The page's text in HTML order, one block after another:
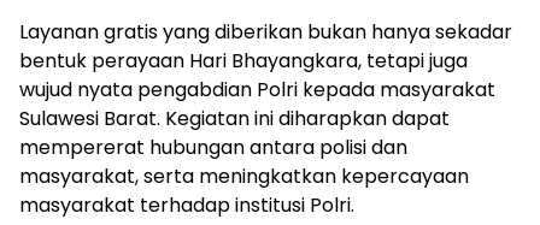
Layanan gratis yang diberikan bukan hanya sekadar
bentuk perayaan Hari Bhayangkara, tetapi juga
wujud nyata pengabdian Polri kepada masyarakat
Sulawesi Barat. Kegiatan ini diharapkan dapat
mempererat hubungan antara polisi dan
masyarakat, serta meningkatkan kepercayaan
masyarakat terhadap institusi Polri.